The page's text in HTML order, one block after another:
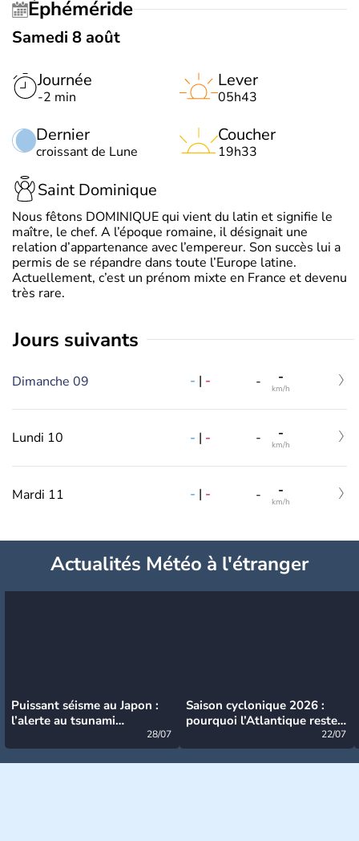
Éphéméride
Samedi 8 août
Journée
-2 min
Dernier
croissant de Lune
Lever
05h43
Coucher
19h33
Saint Dominique
Nous fêtons DOMINIQUE qui vient du latin et signifie le
maître, le chef. A l’époque romaine, il désignait une
relation d’appartenance avec l’empereur. Son succès lui a
permis de se répandre dans toute l’Europe latine.
Actuellement, c’est un prénom mixte en France et devenu
très rare.
jours suivants
Dimanche 09 - | - - -
km/h
Lundi 10 - | - - -
km/h
Mardi 11 - | - - -
km/h
Actualités Météo à l'étranger
Puissant séisme au Japon :
l’alerte au tsunami
28/07
Saison cyclonique 2026 :
pourquoi l’Atlantique reste
22/07